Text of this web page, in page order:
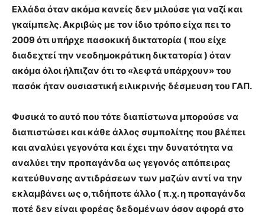
Ελλάδα όταν ακόμα κανείς δεν μιλούσε για ναζί και
γκαίμπελς. Ακριβώς με τον ίδιο τρόπο είχα πει το
2009 ότι υπήρχε πασοκική δικτατορία ( που είχε
διαδεχτεί την νεοδημοκράτικη δικτατορία ) όταν
ακόμα όλοι ήλπιζαν ότι το «λεφτά υπάρχουν» του
πασόκ ήταν ουσιαστική ειλικρινής δέσμευση του ΓΑΠ.
Φυσικά το αυτό που τότε διαπίστωνα μπορούσε να
διαπιστώσει και κάθε άλλος συμπολίτης που βλέπει
και αναλύει γεγονότα και έχει την δυνατότητα να
αναλύει την προπαγάνδα ως γεγονός απόπειρας
κατεύθυνσης αντιδράσεων των μαζών αντί να την
εκλαμβάνει ως ο,τιδήποτε άλλο ( π.χ. η προπαγάνδα
ποτέ δεν είναι φορέας δεδομένων όσον αφορά στο